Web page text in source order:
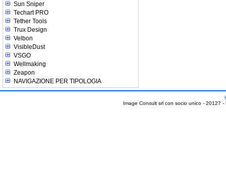
Sun Sniper
Techart PRO
Tether Tools
Trux Design
Velbon
VisibleDust
VSGO
Wellmaking
Zeapon
NAVIGAZIONE PER TIPOLOGIA
Image Consult srl con socio unico - 20127